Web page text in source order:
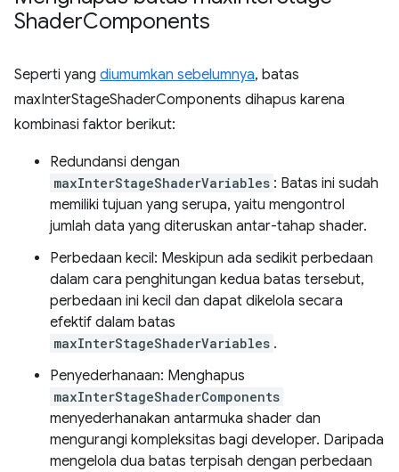
ShaderComponents
Seperti yang diumumkan sebelumnya, batas
maxInterStageShaderComponents dihapus karena
kombinasi faktor berikut:
Redundansi dengan
maxInterStageShaderVariables : Batas ini sudah
memiliki tujuan yang serupa, yaitu mengontrol
jumlah data yang diteruskan antar-tahap shader.
Perbedaan kecil: Meskipun ada sedikit perbedaan
dalam cara penghitungan kedua batas tersebut,
perbedaan ini kecil dan dapat dikelola secara
efektif dalam batas
maxInterStageShaderVariables .
Penyederhanaan: Menghapus
maxInterStageShaderComponents
menyederhanakan antarmuka shader dan
mengurangi kompleksitas bagi developer. Daripada
mengelola dua batas terpisah dengan perbedaan